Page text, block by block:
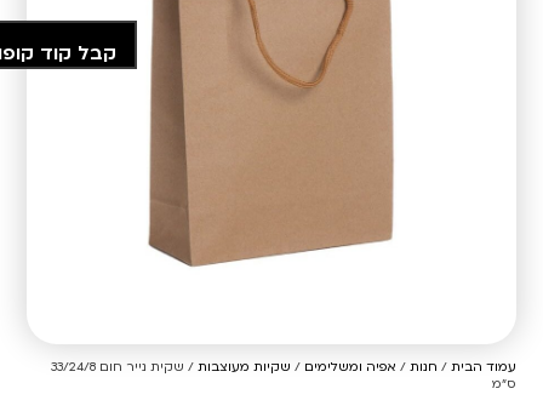
עמוד הבית / חנות / אפיה ומשלימים / שקיות מעוצבות
/ שקית נייר חום 33/24/8
ס"מ
קבל קוד